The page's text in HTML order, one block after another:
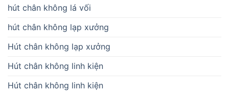
hút chân không lá vối
hút chân không lạp xưởng
Hút chân không lạp xưởng
Hút chân không linh kiện
Hút chân không linh kiện